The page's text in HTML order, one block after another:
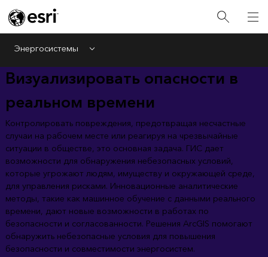
Энергосистемы Menu
Визуализировать опасности в
реальном времени
Контролировать повреждения, предотвращая несчастные
случаи на рабочем месте или реагируя на чрезвычайные
ситуации в обществе, это основная задача. ГИС дает
возможности для обнаружения небезопасных условий,
которые угрожают людям, имуществу и окружающей среде,
для управления рисками. Инновационные аналитические
методы, такие как машинное обучение с данными реального
времени, дают новые возможности в работах по
безопасности и согласованности. Решения ArcGIS помогают
обнаружить небезопасные условия для повышения
безопасности и совместимости энергосистем.